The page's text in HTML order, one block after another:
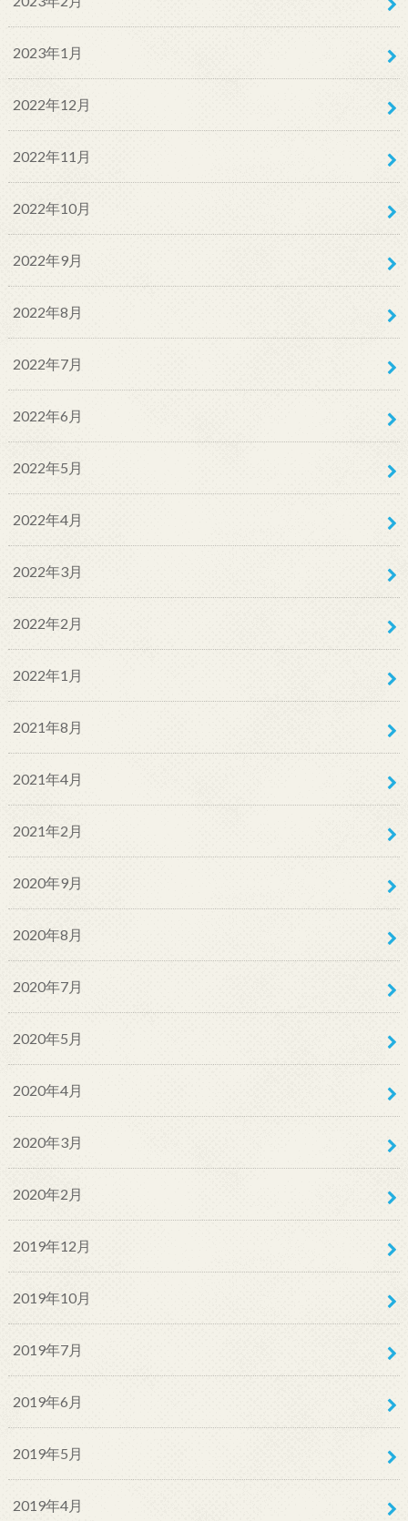
2023年1月
2022年12月
2022年11月
2022年10月
2022年9月
2022年8月
2022年7月
2022年6月
2022年5月
2022年4月
2022年3月
2022年2月
2022年1月
2021年8月
2021年4月
2021年2月
2020年9月
2020年8月
2020年7月
2020年5月
2020年4月
2020年3月
2020年2月
2019年12月
2019年10月
2019年7月
2019年6月
2019年5月
2019年4月